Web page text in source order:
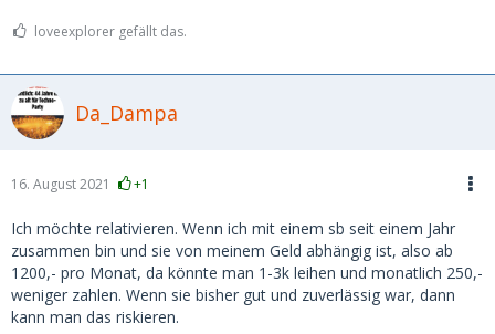
loveexplorer gefällt das.
Da_Dampa
16. August 2021 +1
Ich möchte relativieren. Wenn ich mit einem sb seit einem Jahr
zusammen bin und sie von meinem Geld abhängig ist, also ab
1200,- pro Monat, da könnte man 1-3k leihen und monatlich 250,-
weniger zahlen. Wenn sie bisher gut und zuverlässig war, dann
kann man das riskieren.